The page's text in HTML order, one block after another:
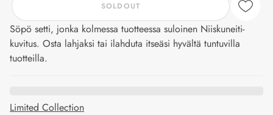
SOLDOUT
Söpö setti, jonka kolmessa tuotteessa suloinen Niiskuneiti-
kuvitus. Osta lahjaksi tai ilahduta itseäsi hyvältä tuntuvilla
tuotteilla.
Limited Collection